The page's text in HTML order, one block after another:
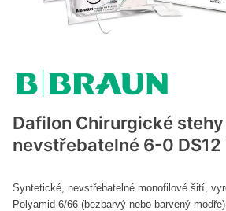
Dafilon Chirurgické stehy
nevstřebatelné 6-0 DS12
Syntetické, nevstřebatelné monofilové šití,
Polyamid 6/66 (bezbarvý nebo barvený